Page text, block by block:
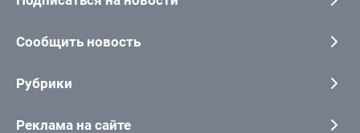
Сообщить новость
Рубрики
Реклама на сайте